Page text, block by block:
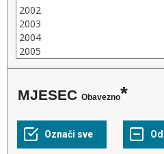
MJESEC Obavezno